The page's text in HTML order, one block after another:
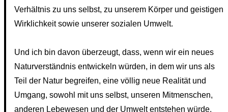
Verhältnis zu uns selbst, zu unserem Körper und geistigen
Wirklichkeit sowie unserer sozialen Umwelt.
Und ich bin davon überzeugt, dass, wenn wir ein neues
Naturverständnis entwickeln würden, in dem wir uns als
Teil der Natur begreifen, eine völlig neue Realität und
Umgang, sowohl mit uns selbst, unseren Mitmenschen,
anderen Lebewesen und der Umwelt entstehen würde.